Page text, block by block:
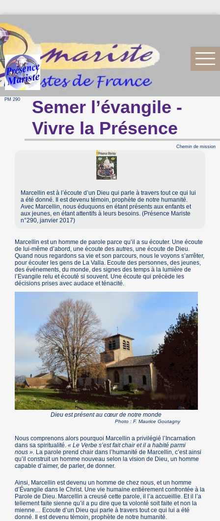
PM 290
Semer l’évangile -
Vivre la Présence
Chemin de mission
Marcellin est à l’écoute d’un Dieu qui parle à travers tout ce qui lui
a été donné. Il est devenu témoin, prophète de notre humanité.
Avec Marcellin, nous éduquons en étant présents aux enfants et
aux jeunes, en étant attentifs à leurs besoins. (Présence Mariste
n°290, janvier 2017)
Marcellin est un homme de parole parce qu’il a su écouter. Une écoute
de lui-même d’abord, une écoute des autres, une écoute de Dieu.
Quand nous regardons sa vie et son parcours, nous le voyons s’arrêter,
pour écouter les gens de La Valla. Ecoute des personnes, des jeunes,
des événements, du monde, des signes des temps à la lumière de
l’Evangile relu et écouté si souvent. Une écoute qui précède les
décisions prises avec audace et ténacité.
Dieu est présent au cœur de notre monde
Photo : F. Maurice Goutagny
Nous comprenons alors pourquoi Marcellin a privilégié l’Incarnation
dans sa spiritualité. « Le Verbe s’est fait chair et il a habité parmi
nous ». La parole prend chair dans l’humanité de Marcellin, c’est ainsi
qu’il construit un homme nouveau selon la vision de Dieu, un homme
capable d’aimer, de parler, de donner.
Ainsi, Marcellin est devenu un homme de chez nous, et un homme
d’Évangile dans le Christ. Une vie humaine entièrement confrontée à la
Parole de Dieu. Marcellin a creusé cette parole, il l’a accueillie. Et il l’a
tellement faite sienne qu’il a pu dire que ta volonté soit faite et non la
mienne… Ecoute d’un Dieu qui parle à travers tout ce qui lui a été
donné. Il est devenu témoin, prophète de notre humanité.